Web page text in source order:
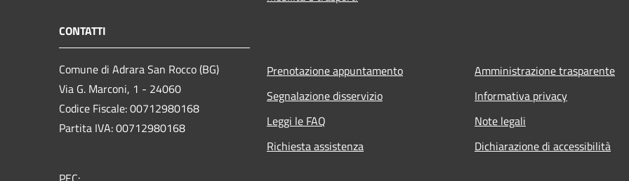
CONTATTI
Comune di Adrara San Rocco (BG)
Via G. Marconi, 1 - 24060
Codice Fiscale: 00712980168
Partita IVA: 00712980168
Prenotazione appuntamento
Segnalazione disservizio
Leggi le FAQ
Richiesta assistenza
Amministrazione trasparente
Informativa privacy
Note legali
Dichiarazione di accessibilità